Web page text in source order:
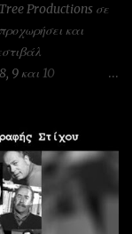
Productions σε
και
9 και 10
της Unesco
της Εταιρεία
Ελλάδας. Το
είναι
στο νησί